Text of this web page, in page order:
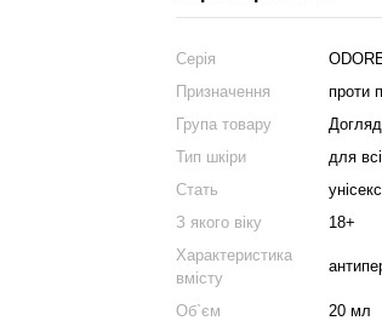
Серія
Призначення
проти
Група товару
Тип шкіри
для
Стать
унісекс
З якого віку
18+
Характеристика
вмісту
Об`єм
20 мл